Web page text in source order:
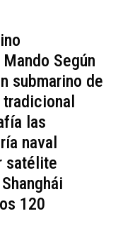
Según
submarino de
las
naval
satélite
120